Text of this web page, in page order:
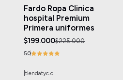
Fardo Ropa Clinica
hospital Premium
Primera uniformes
$199.000$225.000
5.0
tiendatyc.cl